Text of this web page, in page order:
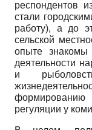
респондентов
стали
работу), а до
сельской
опыте
деятельности
и
формированию
регуляции у